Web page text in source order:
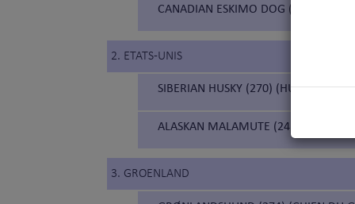
CANADIAN ESKIMO DOG (211)
2. ETATS-UNIS
SIBERIAN HUSKY (270) (HUSKY DE
ALASKAN MALAMUTE (243)
3. GROENLAND